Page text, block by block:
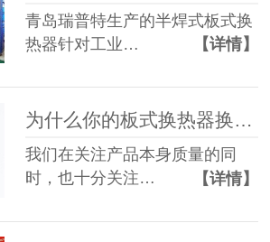
青岛瑞普特生产的半焊式板式换
热器针对工业…
【详情】
我们在关注产品本身质量的同
时，也十分关注…
【详情】